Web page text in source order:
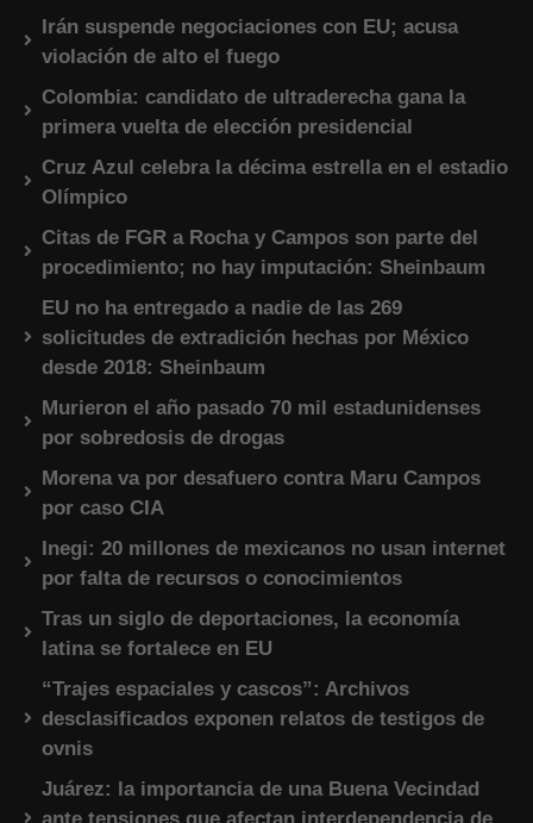
Irán suspende negociaciones con EU; acusa
violación de alto el fuego
Colombia: candidato de ultraderecha gana la
primera vuelta de elección presidencial
Cruz Azul celebra la décima estrella en el estadio
Olímpico
Citas de FGR a Rocha y Campos son parte del
procedimiento; no hay imputación: Sheinbaum
EU no ha entregado a nadie de las 269
solicitudes de extradición hechas por México
desde 2018: Sheinbaum
Murieron el año pasado 70 mil estadunidenses
por sobredosis de drogas
Morena va por desafuero contra Maru Campos
por caso CIA
Inegi: 20 millones de mexicanos no usan internet
por falta de recursos o conocimientos
Tras un siglo de deportaciones, la economía
latina se fortalece en EU
“Trajes espaciales y cascos”: Archivos
desclasificados exponen relatos de testigos de
ovnis
Juárez: la importancia de una Buena Vecindad